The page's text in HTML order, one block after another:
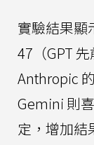
實驗結果顯
47（GPT
Anthropic
Gemini 則
定，增加結